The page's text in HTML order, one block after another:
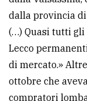
dalla provincia
(…) Quasi tutti
Lecco
di mercato.»
ottobre che
compratori